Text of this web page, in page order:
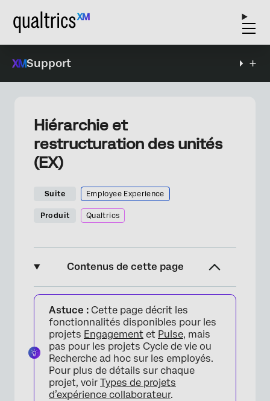
Support
Hiérarchie et
restructuration des unités
(EX)
Suite Employee Experience
Produit Qualtrics
Contenus de cette page
Comment lire votre Hiérarchie
Recherche dans la Hiérarchie
Paramètres de Hiérarchie
Naviguer entre les Hiérarchies
Suppression des Hiérarchies
Astuce : Cette page décrit les
fonctionnalités disponibles pour les
projets Engagement et Pulse, mais
pas pour les projets Cycle de vie ou
Recherche ad hoc sur les employés.
Pour plus de détails sur chaque
projet, voir Types de projets
d’expérience collaborateur.